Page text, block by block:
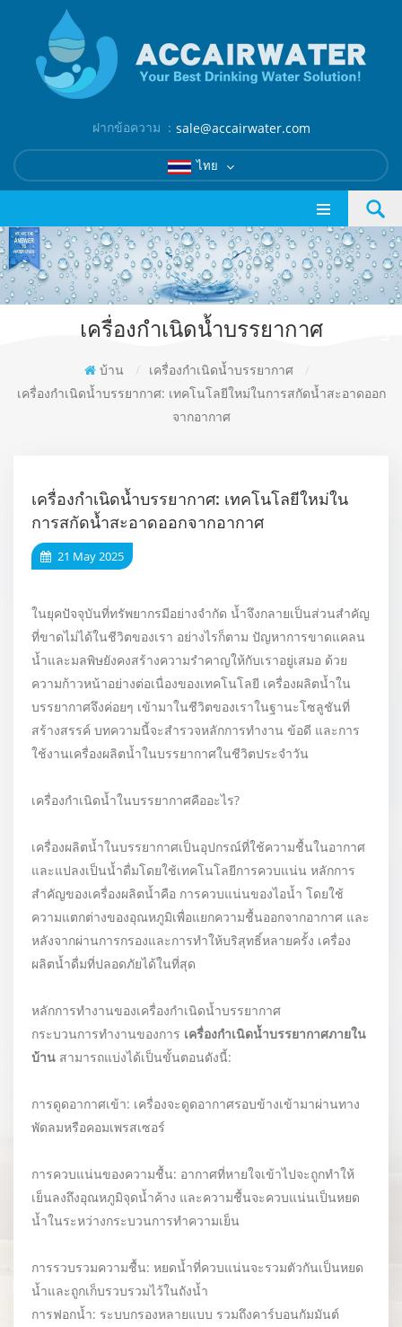
ฝากข้อความ ： sale@accairwater.com
ไทย
เครื่องกำเนิดน้ำบรรยากาศ
บ้าน / เครื่องกำเนิดน้ำบรรยากาศ
/
เครื่องกำเนิดน้ำบรรยากาศ: เทคโนโลยีใหม่ในการสกัดน้ำสะอาดออก
จากอากาศ
เครื่องกำเนิดน้ำบรรยากาศ: เทคโนโลยีใหม่ใน
การสกัดน้ำสะอาดออกจากอากาศ
21 May 2025
ในยุคปัจจุบันที่ทรัพยากรมีอย่างจำกัด น้ำจึงกลายเป็นส่วนสำคัญ
ที่ขาดไม่ได้ในชีวิตของเรา อย่างไรก็ตาม ปัญหาการขาดแคลน
น้ำและมลพิษยังคงสร้างความรำคาญให้กับเราอยู่เสมอ ด้วย
ความก้าวหน้าอย่างต่อเนื่องของเทคโนโลยี เครื่องผลิตน้ำใน
บรรยากาศจึงค่อยๆ เข้ามาในชีวิตของเราในฐานะโซลูชันที่
สร้างสรรค์ บทความนี้จะสำรวจหลักการทำงาน ข้อดี และการ
ใช้งานเครื่องผลิตน้ำในบรรยากาศในชีวิตประจำวัน
เครื่องกำเนิดน้ำในบรรยากาศคืออะไร?
เครื่องผลิตน้ำในบรรยากาศเป็นอุปกรณ์ที่ใช้ความชื้นในอากาศ
และแปลงเป็นน้ำดื่มโดยใช้เทคโนโลยีการควบแน่น หลักการ
สำคัญของเครื่องผลิตน้ำคือ การควบแน่นของไอน้ำ โดยใช้
ความแตกต่างของอุณหภูมิเพื่อแยกความชื้นออกจากอากาศ และ
หลังจากผ่านการกรองและการทำให้บริสุทธิ์หลายครั้ง เครื่อง
ผลิตน้ำดื่มที่ปลอดภัยได้ในที่สุด
หลักการทำงานของเครื่องกำเนิดน้ำบรรยากาศ
กระบวนการทำงานของการ เครื่องกำเนิดน้ำบรรยากาศภายใน
บ้าน สามารถแบ่งได้เป็นขั้นตอนดังนี้:
การดูดอากาศเข้า: เครื่องจะดูดอากาศรอบข้างเข้ามาผ่านทาง
พัดลมหรือคอมเพรสเซอร์
การควบแน่นของความชื้น: อากาศที่หายใจเข้าไปจะถูกทำให้
เย็นลงถึงอุณหภูมิจุดน้ำค้าง และความชื้นจะควบแน่นเป็นหยด
น้ำในระหว่างกระบวนการทำความเย็น
การรวบรวมความชื้น: หยดน้ำที่ควบแน่นจะรวมตัวกันเป็นหยด
น้ำและถูกเก็บรวบรวมไว้ในถังน้ำ
การฟอกน้ำ: ระบบกรองหลายแบบ รวมถึงคาร์บอนกัมมันต์